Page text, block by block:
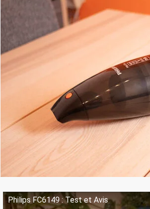
Philips FC6149 : Test et Avis